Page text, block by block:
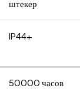
штекер
IP44+
50000 часов